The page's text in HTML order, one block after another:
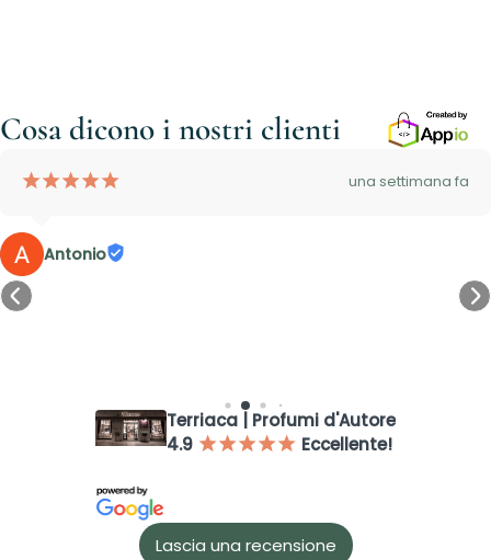
Cosa dicono i nostri clienti
¡¡¡¡¡ una settimana fa
Antonio
Terriaca | Profumi d'Autore
4.9 ¡¡¡¡¡ Eccellente!
Lascia una recensione
Accesso richiesto